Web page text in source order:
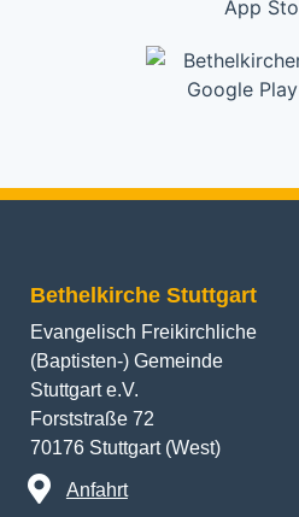
Bethelkirche Stuttgart
Evangelisch Freikirchliche
(Baptisten-) Gemeinde
Stuttgart e.V.
Forststraße 72
70176 Stuttgart (West)
Anfahrt